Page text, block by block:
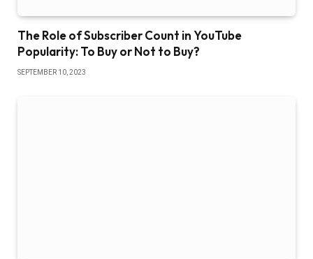
The Role of Subscriber Count in YouTube
Popularity: To Buy or Not to Buy?
SEPTEMBER 10, 2023